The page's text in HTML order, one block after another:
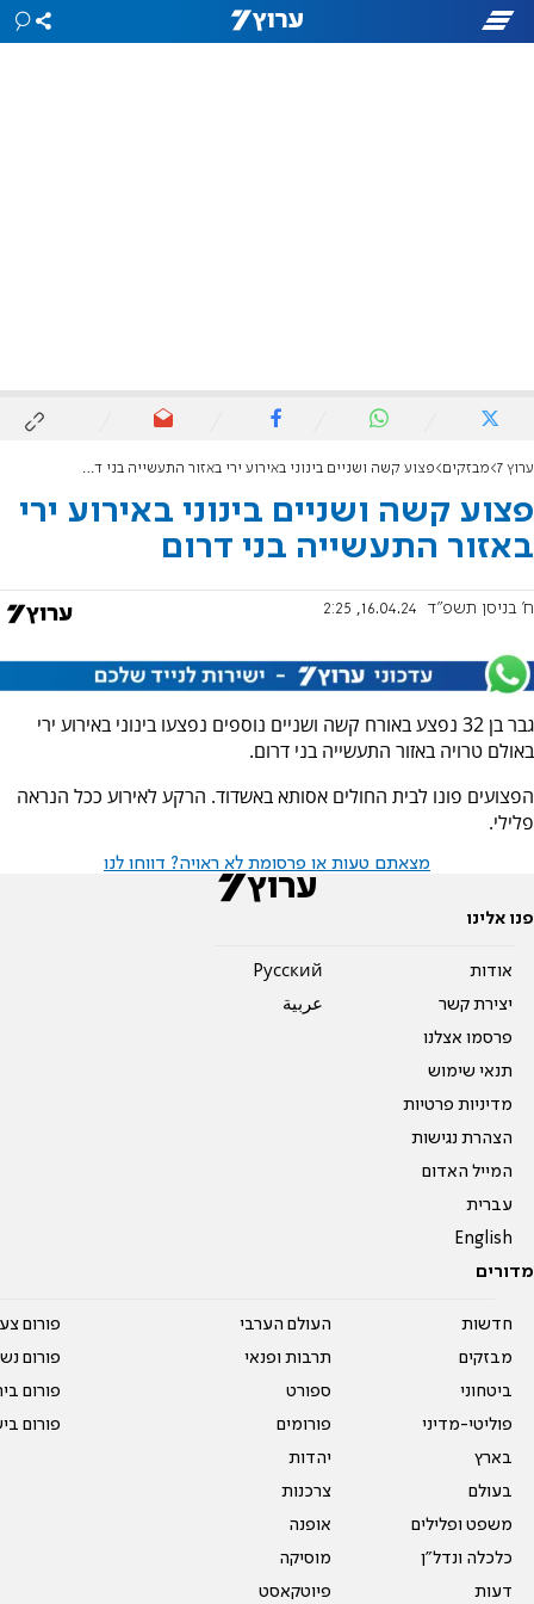
ערוץ 7 מבזקים פצוע קשה ושניים בינוני באירוע ירי באזור התעשייה בני דרום
פצוע קשה ושניים בינוני באירוע ירי
באזור התעשייה בני דרום
ח' בניסן תשפ"ד 16.04.24, 2:25
גבר בן 32 נפצע באורח קשה ושניים נוספים נפצעו בינוני באירוע ירי
באולם טרויה באזור התעשייה בני דרום.
הפצועים פונו לבית החולים אסותא באשדוד. הרקע לאירוע ככל הנראה
פלילי.
מצאתם טעות או פרסומת לא ראויה? דווחו לנו
פנו אלינו
אודות
יצירת קשר
פרסמו אצלנו
תנאי שימוש
מדיניות פרטיות
הצהרת נגישות
המייל האדום
עברית
English
Pусский
عربية
מדורים
חדשות
מבזקים
ביטחוני
פוליטי-מדיני
בארץ
בעולם
משפט ופלילים
כלכלה ונדל"ן
דעות
העולם הערבי
תרבות ופנאי
ספורט
פורומים
יהדות
צרכנות
אופנה
מוסיקה
פיוטקאסט
פורום
פורום
פורום
פורום